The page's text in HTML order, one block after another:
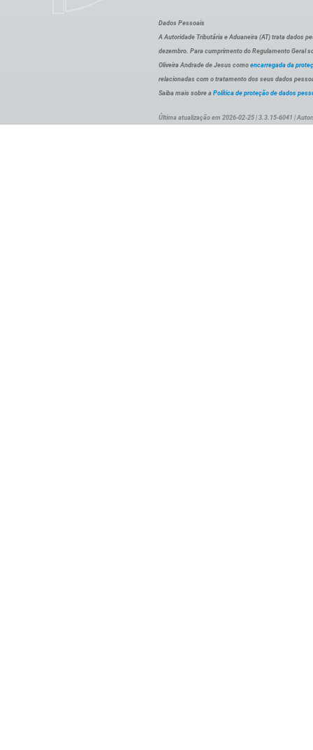
Dados Pessoais
A Autoridade Tributária e Aduaneira (AT) trata dados
dezembro. Para cumprimento do Regulamento Geral
Oliveira Andrade de Jesus como encarregada da
relacionadas com o tratamento dos seus dados
Saiba mais sobre a Política de proteção de dados
Última atualização em 2026-02-25 | 3.3.15-6041 |